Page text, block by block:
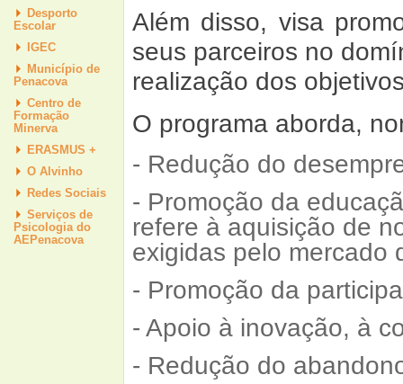
Desporto
Escolar
IGEC
Município de
Penacova
Centro de
Formação
Minerva
ERASMUS +
O Alvinho
Redes Sociais
Serviços de
Psicologia do
AEPenacova
Além disso, visa
seus parceiros no
realização dos
O programa aborda,
- Redução do
- Promoção da
refere à aquisição de
exigidas pelo mercado
- Promoção da
- Apoio à inovação, à
- Redução do